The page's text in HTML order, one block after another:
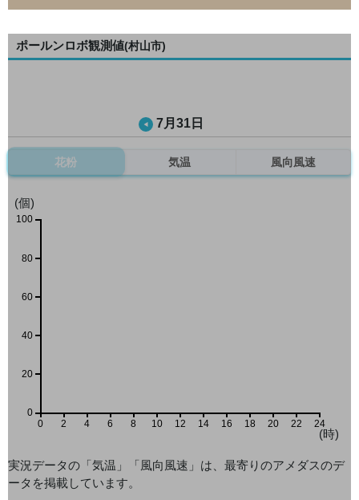
ポールンロボ観測値(村山市)
7月31日
花粉 気温 風向風速
0 2 4 6 8 10 12 14 16 18 20 22 24
(個)
(時)
0
20
40
60
80
100
実況データの「気温」「風向風速」は、最寄りのアメダスのデ
ータを掲載しています。